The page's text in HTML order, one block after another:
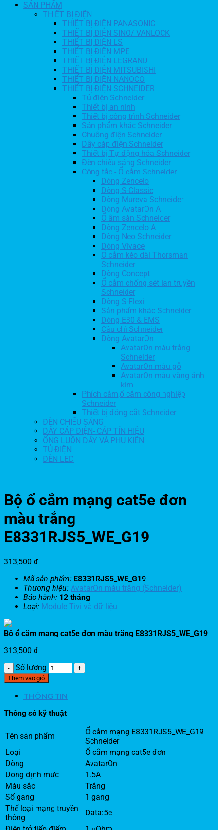
SẢN PHẨM
THIẾT BỊ ĐIỆN
THIẾT BỊ ĐIỆN PANASONIC
THIẾT BỊ ĐIỆN SINO/ VANLOCK
THIẾT BỊ ĐIỆN LS
THIẾT BỊ ĐIỆN MPE
THIẾT BỊ ĐIỆN LEGRAND
THIẾT BỊ ĐIỆN MITSUBISHI
THIẾT BỊ ĐIỆN NANOCO
THIẾT BỊ ĐIỆN SCHNEIDER
Tủ điện Schneider
Thiết bị an ninh
Thiết bị công trình Schneider
Sản phẩm khác Schneider
Chuông điện Schneider
Dây cáp điện Schneider
Thiết bị Tự động hóa Schneider
Đèn chiếu sáng Schneider
Công tắc - Ổ cắm Schneider
Dòng Zencelo
Dòng S-Classic
Dòng Mureva Schneider
Dòng AvatarOn A
Ổ âm sàn Schneider
Dòng Zencelo A
Dòng Neo Schneider
Dòng Vivace
Ổ cắm kéo dài Thorsman
Schneider
Dòng Concept
Ổ cắm chống sét lan truyền
Schneider
Dòng S-Flexi
Sản phẩm khác Schneider
Dòng E30 & EMS
Cầu chì Schneider
Dòng AvatarOn
AvatarOn màu trắng
Schneider
AvatarOn màu gỗ
AvatarOn màu vàng ánh
kim
Phích cắm,ổ cắm công nghiệp
Schneider
Thiết bị đóng cắt Schneider
ĐÈN CHIẾU SÁNG
DÂY CÁP ĐIỆN- CÁP TÍN HIỆU
ỐNG LUỒN DÂY VÀ PHỤ KIỆN
TỦ ĐIỆN
ĐÈN LED
Bộ ổ cắm mạng cat5e đơn
màu trắng
E8331RJS5_WE_G19
313,500 đ
Mã sản phẩm: E8331RJS5_WE_G19
Thương hiệu: AvatarOn màu trắng (Schneider)
Bảo hành: 12 tháng
Loại: Module Tivi và dữ liệu
Bộ ổ cắm mạng cat5e đơn màu trắng E8331RJS5_WE_G19
313,500 đ
Số lượng
Thêm vào giỏ
THÔNG TIN
Thông số kỹ thuật
Tên sản phẩm
Ổ cắm mạng E8331RJS5_WE_G19
Schneider
Loại
Ổ cắm mạng cat5e đơn
Dòng
AvatarOn
Dòng định mức
1.5A
Màu sắc
Trắng
Số gang
1 gang
Thể loại mạng truyền
thông
Data:5e